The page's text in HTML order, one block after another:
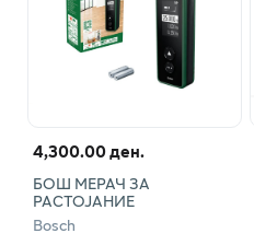
4,300.00 ден.
БОШ МЕРАЧ ЗА
РАСТОЈАНИЕ
Bosch